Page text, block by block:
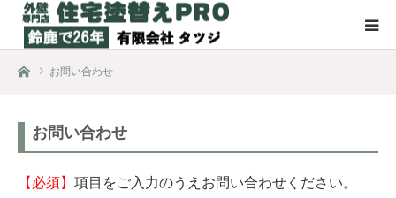
ホームお問い合わせ
お問い合わせ
【必須】 項目をご入力のうえお問い合わせください。